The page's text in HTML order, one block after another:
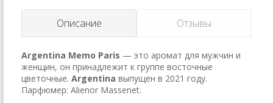
Описание Отзывы
Argentina Memo Paris — это аромат для мужчин и
женщин, он принадлежит к группе восточные
цветочные. Argentina выпущен в 2021 году.
Парфюмер: Alienor Massenet.